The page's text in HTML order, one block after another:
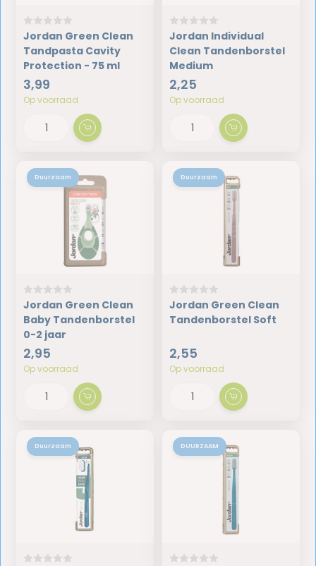
Jordan Green Clean
Tandpasta Cavity
Protection - 75 ml
3,99
Op voorraad
Jordan Individual
Clean Tandenborstel
Medium
2,25
Op voorraad
Duurzaam
Jordan Green Clean
Baby Tandenborstel
0-2 jaar
2,95
Op voorraad
Duurzaam
Jordan Green Clean
Tandenborstel Soft
2,55
Op voorraad
Duurzaam DUURZAAM